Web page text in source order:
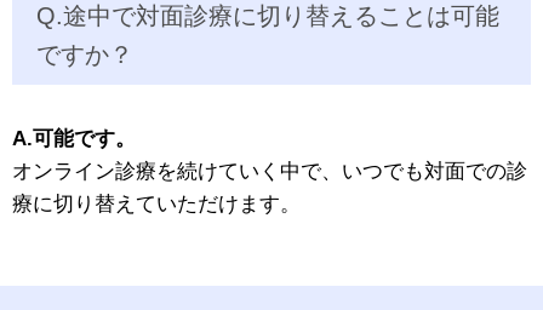
Q.途中で対面診療に切り替えることは可能
ですか？
A.可能です。
オンライン診療を続けていく中で、いつでも対面での診
療に切り替えていただけます。